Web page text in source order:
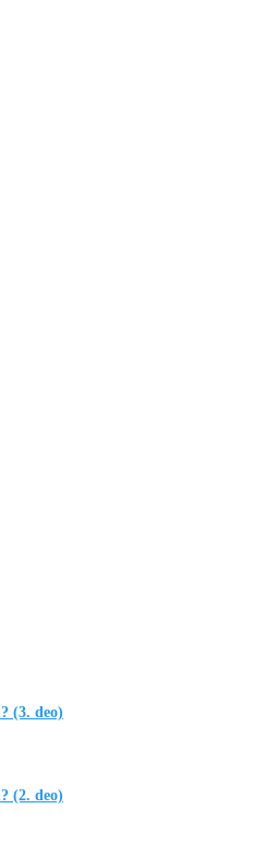
(3. deo)
(2. deo)